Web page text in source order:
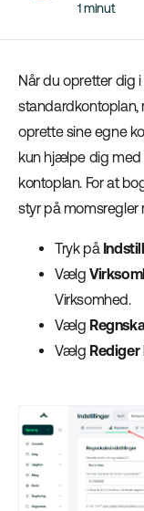
1 minut
Når du opretter dig
standardkontoplan,
oprette sine egne
kun hjælpe dig med
kontoplan. For at
styr på momsregler
Tryk på
Vælg
Virksomhed.
Vælg
Vælg